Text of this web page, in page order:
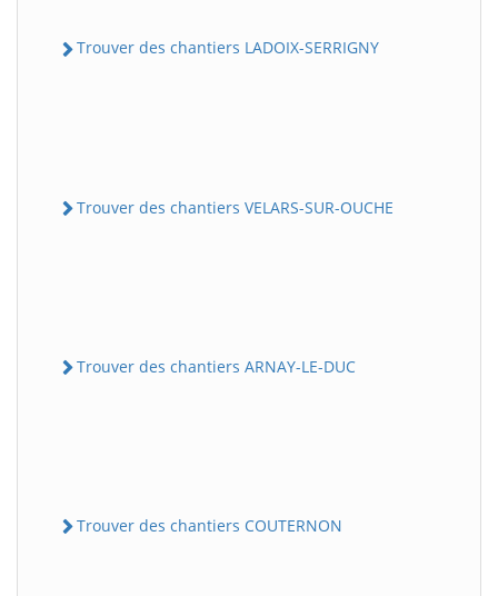
Trouver des chantiers LADOIX-SERRIGNY
Trouver des chantiers VELARS-SUR-OUCHE
Trouver des chantiers ARNAY-LE-DUC
Trouver des chantiers COUTERNON